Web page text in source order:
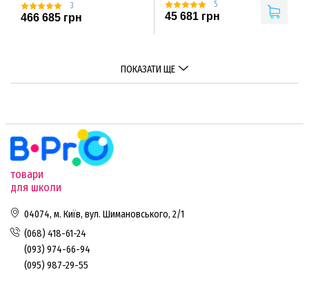
3
466 685 грн
5
45 681 грн
ПОКАЗАТИ ЩЕ
товари
для школи
04074, м. Київ, вул. Шимановського, 2/1
(068) 418-61-24
(093) 974-66-94
(095) 987-29-55